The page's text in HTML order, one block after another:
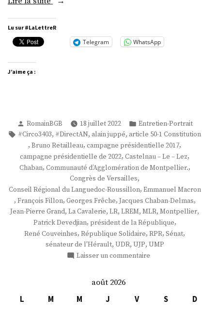
Pierre
Grand »
Lu sur #LaLettreR
Telegram WhatsApp
J’aime ça :
Publié
par
RomainBGB 18 juillet 2022
Publié
dans
Entretien-Portrait
Étiquettes :
#Circo3403, #DirectAN, alain juppé, article 50-1 Constitution
, Bruno Retailleau, campagne présidentielle 2017,
campagne présidentielle de 2022, Castelnau – Le – Lez,
Chaban, Communauté d’Agglomération de Montpellier.,
Congrès de Versailles,
Conseil Régional du Languedoc-Roussillon, Emmanuel Macron
, François Fillon, Georges Frêche, Jacques Chaban-Delmas,
Jean-Pierre Grand, La Cavalerie, LR, LREM, MLR, Montpellier,
Patrick Devedjian, président de la République,
René Couveinhes, République Solidaire, RPR, Sénat,
sénateur de l'Hérault, UDR, UJP, UMP
Laisser un commentaire
Grand
août 2026
L
M M J V S
D